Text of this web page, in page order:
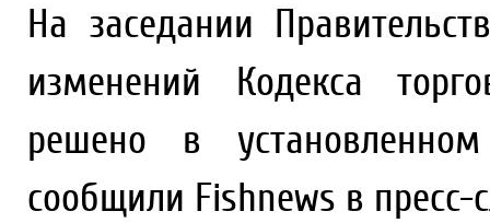
На заседании
изменений Кодекса
решено в
сообщили Fishnews в